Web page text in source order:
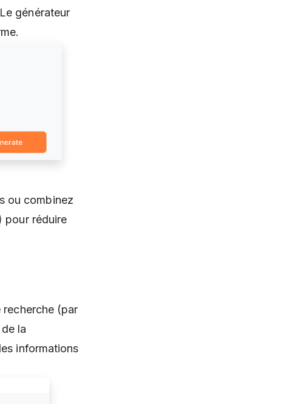
générateur
ou combinez
pour réduire
(par
la
informations